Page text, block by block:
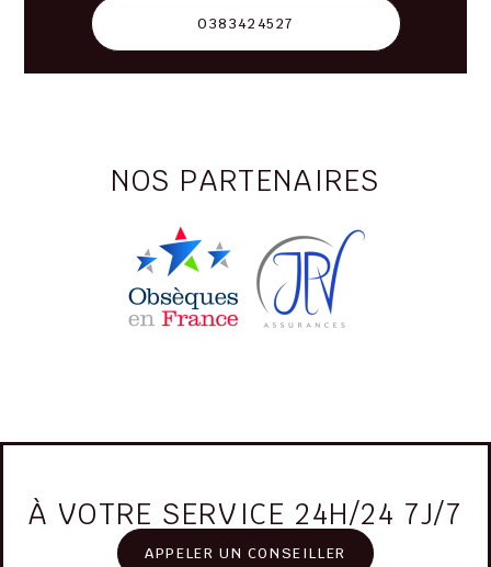
0383424527
NOS PARTENAIRES
À VOTRE SERVICE 24H/24 7J/7
APPELER UN CONSEILLER